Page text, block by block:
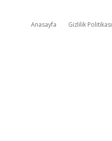
Anasayfa Gizlilik Politikası